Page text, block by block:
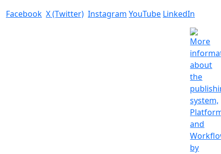
Facebook X (Twitter) Instagram YouTube LinkedIn